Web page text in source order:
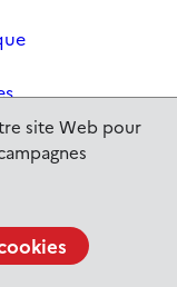
site Web pour
Chedid
en Charabie
métrage
banquise
Patrouille, le film